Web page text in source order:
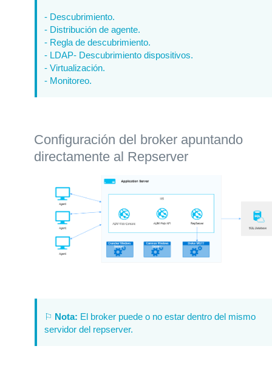
- Descubrimiento.
- Distribución de agente.
- Regla de descubrimiento.
- LDAP- Descubrimiento dispositivos.
- Virtualización.
- Monitoreo.
Configuración del broker apuntando
directamente al Repserver
⚐ Nota: El broker puede o no estar dentro del mismo
servidor del repserver.